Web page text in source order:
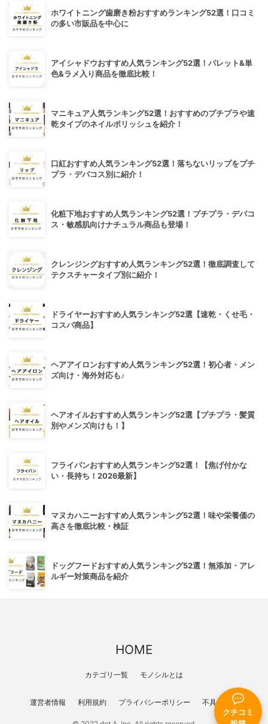
クチコミ
ホワイトニング歯磨き粉おすすめランキング52選！口コミ
の多い市販品を中心に
アイシャドウおすすめ人気ランキング52選！パレット&単
色&ラメ入り商品を徹底比較！
マニキュア人気ランキング52選！おすすめのプチプラや速
乾タイプのネイルポリッシュを紹介！
口紅おすすめ人気ランキング52選！落ちないリップをプチ
プラ・デパコス別に紹介！
化粧下地おすすめ人気ランキング52選！プチプラ・デパコ
ス・敏感肌向けナチュラル商品も登場！
クレンジングおすすめ人気ランキング52選！徹底調査して
テクスチャータイプ別に紹介！
ドライヤーおすすめ人気ランキング52選【速乾・くせ毛・
コスパ商品】
ヘアアイロンおすすめ人気ランキング52選！初心者・メン
ズ向け・海外対応も♪
ヘアオイルおすすめ人気ランキング52選【プチプラ・髪質
別やメンズ向けも！】
フライパンおすすめ人気ランキング52選！【焦げ付かな
い・長持ち！2026最新】
マヌカハニーおすすめ人気ランキング52選！味や栄養価の
高さを徹底比較・検証
ドッグフードおすすめ人気ランキング52選！無添加・アレ
ルギー対策商品を紹介
HOME
カテゴリ一覧 モノシルとは
運営者情報 利用規約 プライバシーポリシー 不具合報告